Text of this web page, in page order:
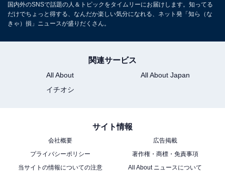
国内外のSNSで話題の人＆トピックをタイムリーにお届けします。知ってる
だけでちょっと得する、なんだか楽しい気分になれる、ネット発「知ら（な
きゃ）損」ニュースが盛りだくさん。
関連サービス
All About
All About Japan
イチオシ
サイト情報
会社概要
広告掲載
プライバシーポリシー
著作権・商標・免責事項
当サイトの情報についての注意
All About ニュースについて